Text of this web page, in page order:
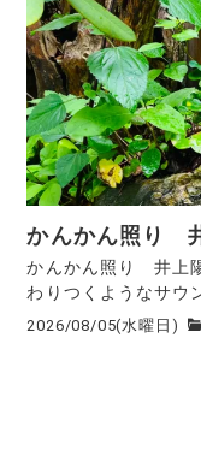
かんかん照り
かんかん照り 井上
わりつくようなサウ
2026/08/05(水曜日)